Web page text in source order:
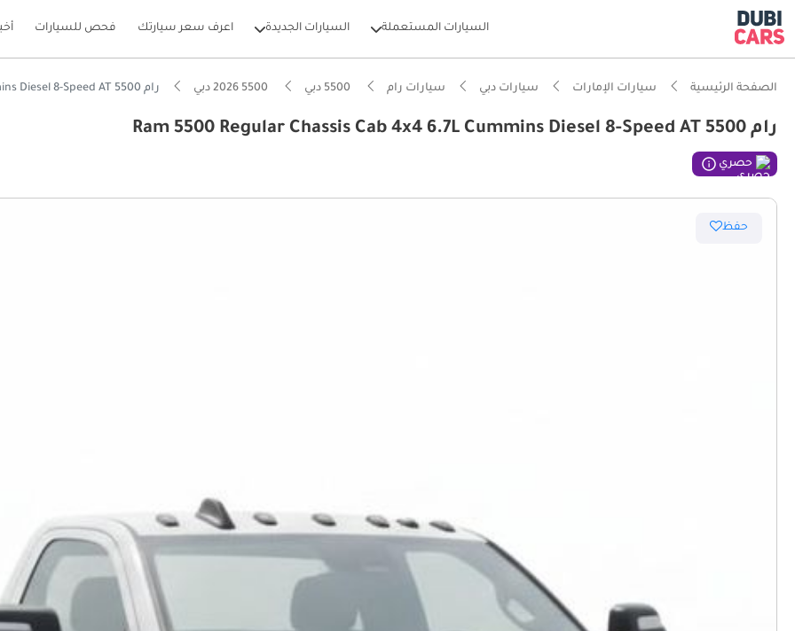
السيارات المستعملة السيارات الجديدة اعرف سعر سيارتك فحص للسيارات
الصفحة الرئيسية سيارات الإمارات سيارات دبي سيارات رام رام 5500 Ram 5500 Regular Chassis Cab 4x4 6.7L Cummins Diesel 8-Speed AT
رام 5500 Ram 5500 Regular Chassis Cab 4x4 6.7L Cummins Diesel 8-Speed AT
حصري
حفظ